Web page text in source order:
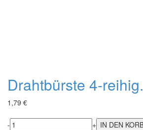
Drahtbürste 4-reihig.
1,79 €
-
+